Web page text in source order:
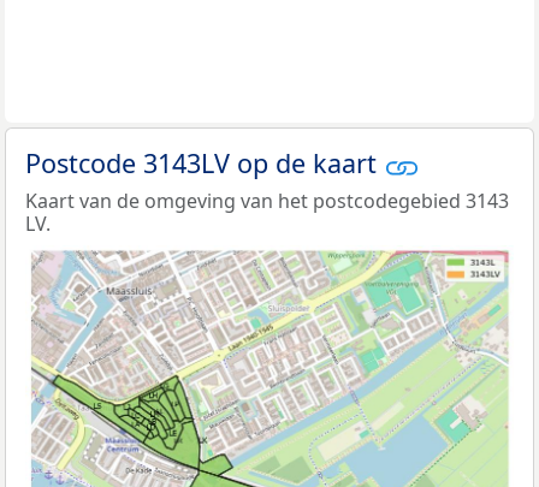
Postcode 3143LV op de kaart
Kaart van de omgeving van het postcodegebied 3143
LV.